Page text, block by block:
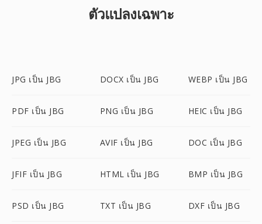
ตัวแปลงเฉพาะ
JPG เป็น JBG DOCX เป็น JBG WEBP เป็น JBG
PDF เป็น JBG PNG เป็น JBG HEIC เป็น JBG
JPEG เป็น JBG AVIF เป็น JBG DOC เป็น JBG
JFIF เป็น JBG HTML เป็น JBG BMP เป็น JBG
PSD เป็น JBG TXT เป็น JBG DXF เป็น JBG